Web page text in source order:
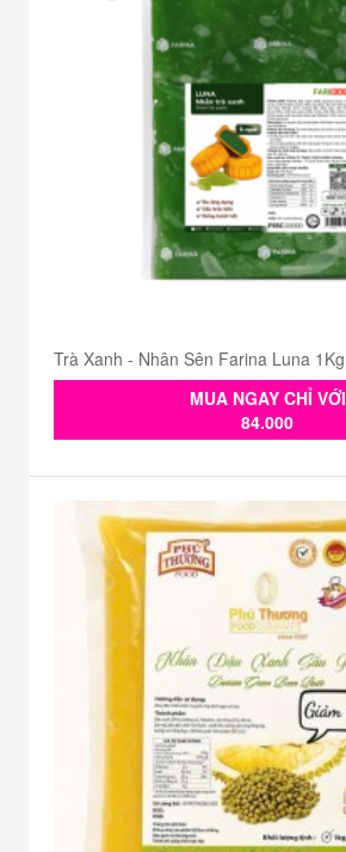
Trà Xanh - Nhân Sên Farina Luna 1Kg
MUA NGAY CHỈ VỚI
84.000